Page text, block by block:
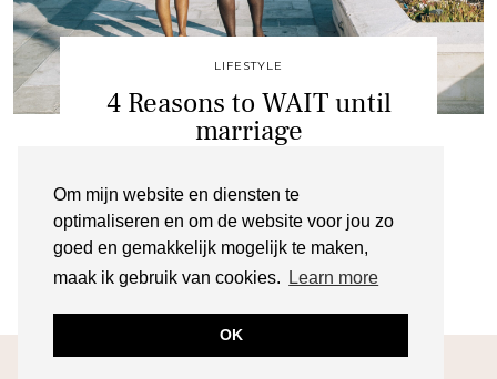
Om mijn website en diensten te
optimaliseren en om de website voor jou zo
goed en gemakkelijk mogelijk te maken,
maak ik gebruik van cookies.
Learn more
OK
LIFESTYLE
4 Reasons to WAIT until
marriage
JULI 1, 2020
© 2026NATASHA GRACE ABOUT
CONTACT